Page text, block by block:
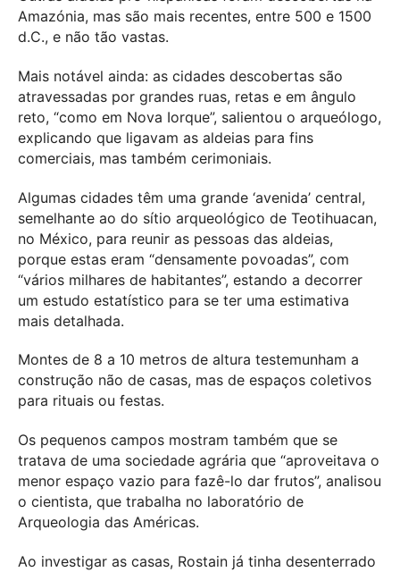
Amazónia, mas são mais recentes, entre 500 e 1500
d.C., e não tão vastas.
Mais notável ainda: as cidades descobertas são
atravessadas por grandes ruas, retas e em ângulo
reto, “como em Nova Iorque”, salientou o arqueólogo,
explicando que ligavam as aldeias para fins
comerciais, mas também cerimoniais.
Algumas cidades têm uma grande ‘avenida’ central,
semelhante ao do sítio arqueológico de Teotihuacan,
no México, para reunir as pessoas das aldeias,
porque estas eram “densamente povoadas”, com
“vários milhares de habitantes”, estando a decorrer
um estudo estatístico para se ter uma estimativa
mais detalhada.
Montes de 8 a 10 metros de altura testemunham a
construção não de casas, mas de espaços coletivos
para rituais ou festas.
Os pequenos campos mostram também que se
tratava de uma sociedade agrária que “aproveitava o
menor espaço vazio para fazê-lo dar frutos”, analisou
o cientista, que trabalha no laboratório de
Arqueologia das Américas.
Ao investigar as casas, Rostain já tinha desenterrado